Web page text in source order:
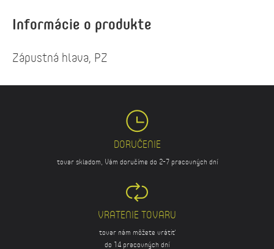
Informácie o produkte
Zápustná hlava, PZ
DORUČENIE
tovar skladom, Vám doručíme do 2-7 pracovných dní
VRATENIE TOVARU
tovar nám môžete vrátiť
do 14 pracovných dní